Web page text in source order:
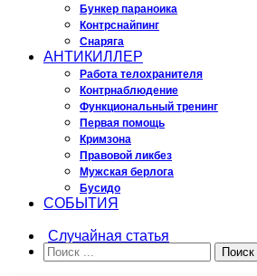
Бункер параноика
Контрснайпинг
Снаряга
АНТИКИЛЛЕР
Работа телохранителя
Контрнаблюдение
Функциональный тренинг
Первая помощь
Кримзона
Правовой ликбез
Мужская берлога
Бусидо
СОБЫТИЯ
Случайная статья